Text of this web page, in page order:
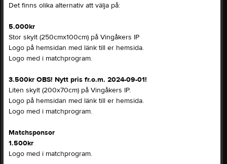
Det finns olika alternativ att välja på:
5.000kr
Stor skylt (250cmx100cm) på Vingåkers IP
Logo på hemsidan med länk till er hemsida.
Logo med i matchprogram.
3.500kr OBS! Nytt pris fr.o.m. 2024-09-01!
Liten skylt (200x70cm) på Vingåkers IP.
Logo på hemsidan med länk till er hemsida.
Logo med i matchprogram.
Matchsponsor
1.500kr
Logo med i matchprogram.